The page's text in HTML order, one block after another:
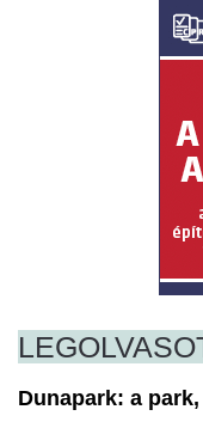
Dunapark: a